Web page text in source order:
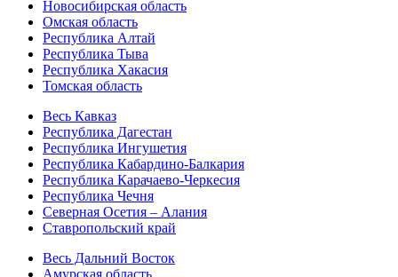
Новосибирская область
Омская область
Республика Алтай
Республика Тыва
Республика Хакасия
Томская область
Весь Кавказ
Республика Дагестан
Республика Ингушетия
Республика Кабардино-Балкария
Республика Карачаево-Черкесия
Республика Чечня
Северная Осетия – Алания
Ставропольский край
Весь Дальний Восток
Амурская область